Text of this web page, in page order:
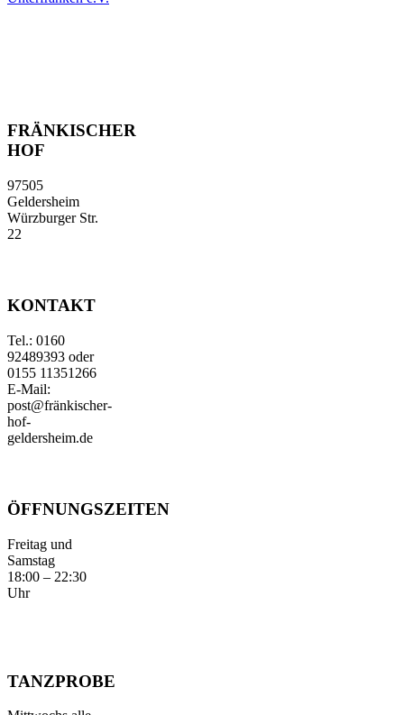
FRÄNKISCHER
HOF
97505
Geldersheim
Würzburger Str.
22
KONTAKT
Tel.: 0160
92489393 oder
0155 11351266
E-Mail:
post@fränkischer-
hof-
geldersheim.de
ÖFFNUNGSZEITEN
Freitag und
Samstag
18:00 – 22:30
Uhr
TANZPROBE